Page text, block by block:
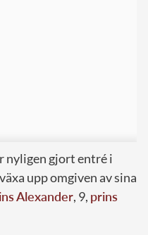
nyligen gjort entré i
upp omgiven av sina
Alexander, 9, prins